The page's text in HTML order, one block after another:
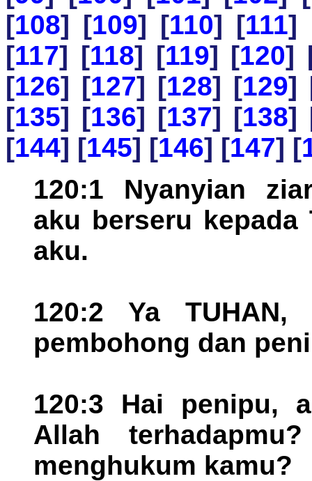
[108] [109] [110] [111]
[117] [118] [119] [120]
[126] [127] [128] [129]
[135] [136] [137] [138]
[144] [145] [146] [147] [
120:1 Nyanyian
aku berseru kepada
aku.
120:2 Ya TUHAN,
pembohong dan
120:3 Hai penipu,
Allah
menghukum kamu?